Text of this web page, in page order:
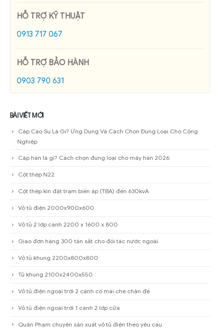
Quận 5: 0903 790 981
Bình Tân:0903 790 631
0913 717 067
0903 790 631
Nghiệp
Cáp hàn là gì? Cách chọn đúng loại cho máy hàn 2026
Cột thép N22
Cột thép kín đặt trạm biến áp (TBA) đến 630kvA
Vỏ tủ điện 2000x900x600
Vỏ tủ 2 lớp cánh 2200 x 1600 x 800
Giao đơn hàng 300 tấn sắt cho đối tác nước ngoài.
Vỏ tủ khung 2200x800x800
Tủ khung 2100x2400x550
Vỏ tủ điện ngoài trời 2 cánh có mái che chân đế